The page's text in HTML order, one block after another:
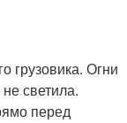
грузовика. Огни
светила.
перед